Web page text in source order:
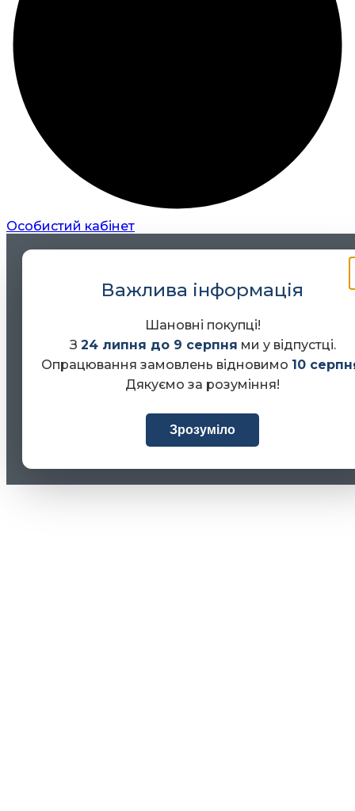
Особистий кабінет
Важлива інформація
Шановні покупці!
З 24 липня до 9 серпня ми у відпустці.
Опрацювання замовлень відновимо 10
Дякуємо за розуміння!
Зрозуміло